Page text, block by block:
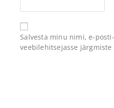
Salvesta minu nimi, e-
veebilehitsejasse